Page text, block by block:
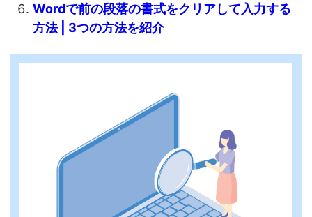
Wordで前の段落の書式をクリアして入力する
方法 | 3つの方法を紹介